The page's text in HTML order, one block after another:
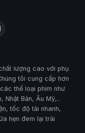
lượng cao với phụ
tôi cung cấp hơn
thể loại phim như
Nhật Bản, Âu Mỹ,..
tốc độ tải nhanh,
hẹn đem lại trải